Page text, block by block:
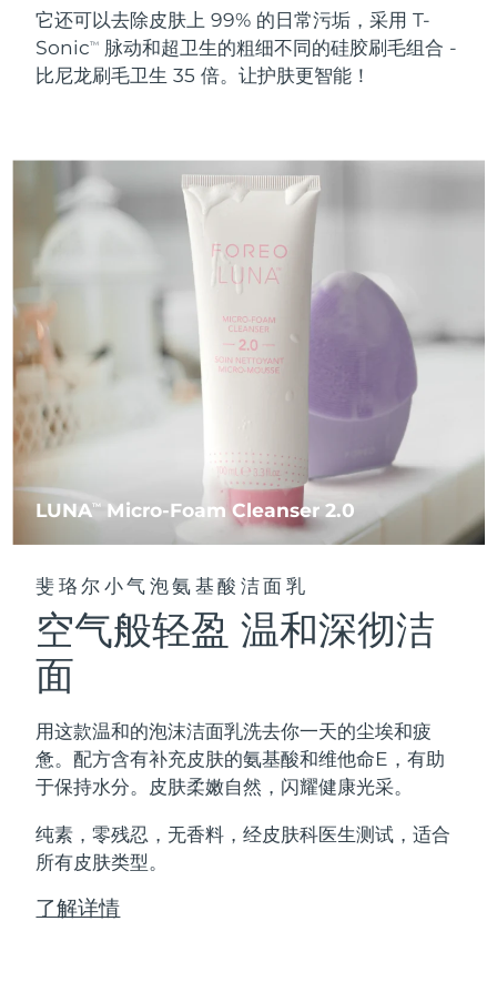
它还可以去除皮肤上 99% 的日常污垢，采用 T-
SonicTM
脉动和超卫生的粗细不同的硅胶刷毛组合 -
比尼龙刷毛卫生 35 倍。让护肤更智能！
LUNATM Micro-Foam Cleanser 2.0
斐珞尔小气泡氨基酸洁面乳
空气般轻盈 温和深彻洁
面
用这款温和的泡沫洁面乳洗去你一天的尘埃和疲
惫。配方含有补充皮肤的氨基酸和维他命E，有助
于保持水分。皮肤柔嫩自然，闪耀健康光采。
纯素，零残忍，无香料，经皮肤科医生测试，适合
所有皮肤类型。
了解详情
LUNA™ 4 Plus
LUNA™ 4 Men
For men, anti-aging massage
LUNA™ 4 mini
For young skin, T-zone
LUNA™ 4 go
LUNA™ 护肤
Premium cleansers & balm
LUNA™ 设备
All facial cleansing devices
BEAR™ 2 go
BEAR™ 2 eyes & lips
Microcurrent line smoothing device
面部提拉护理
Premium anti-aging skincare
BEAR™ 设备
补水保湿
UFO™ 3 套装
UFO™ 3 LED
Near-infrared and red light therapy
UFO™ 3 mini
Red light therapy device for young skin
Portable red light therapy
面膜
UFO™ 设备
口腔护理
issa™ 4
issa™ 4 plus
Smart hybrid silicone sonic toothbrush
issa™ 4 smile
Hybrid silicone sonic toothbrush
For ages 0-3
issa™ Teeth Whitening Set
ISSA™ 设备
抗老
FAQ™ 101
Clinical anti-aging
FAQ™ 102
FAQ™ 103
Luxurious clinical anti-aging set
FAQ™ P1 Primer
Manuka honey primer
FAQ™护肤品
All FAQ™ skincare
FAQ™产品
All anti-aging treatments
LED治疗
NEW
FAQ™ 201
FAQ™ 202
FAQ™ 211
Anti-aging neck & décolleté LED mask
FAQ™ 221
Anti-aging LED hand mask
FAQ™护肤品
All FAQ™ skincare
FAQ™产品
All LED treatments
生发
LED hair strengthening scalp massager
FAQ™ Scalp Serum
FAQ™护肤品
FAQ™产品
All hair treatments
肌肤年轻化
Full-Spectrum Red Light Therapy
FAQ™ 502
FAQ™ Red Light Serum
FAQ™ skincare
All FAQ™ skincare
FAQ™ products
保健品
NEW
专业治疗
PEACH™ 2 Pro Max
Professional IPL hair removal device
PEACH™ 2
BEAR™ 2 body
Microcurrent body toning
LUNA™ 4 body
痘肌护理 眼部护理
波斯尼亚和黑塞哥维那 预计送达日期 8/11/26
文莱 预计送达日期
加拿大 预计送达日期
智利
中国 预计送达日期
哥伦比亚 8/12/26
克罗地亚 预计送达日期8/8/26
塞浦路斯 预计送达日期
捷克 8/8/26
丹麦 预计送达日期8/8/26
爱沙尼亚
芬兰 预计送达日期8/8/26
法属波利尼西亚 预计送达日期 8/12/26
直布罗陀
希腊